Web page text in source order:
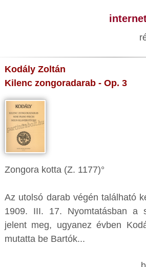
Kodály Zoltán
Kilenc zongoradarab - Op. 3
Zongora kotta (Z. 1177)°
Az utolsó darab végén található
1909. III. 17. Nyomtatásban a
jelent meg, ugyanez évben
mutatta be Bartók...